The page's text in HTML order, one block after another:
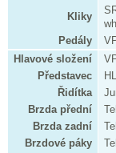
Kliky
Pedály
Hlavové složení
Představec
Řidítka
Brzda přední
Brzda zadní
Brzdové páky